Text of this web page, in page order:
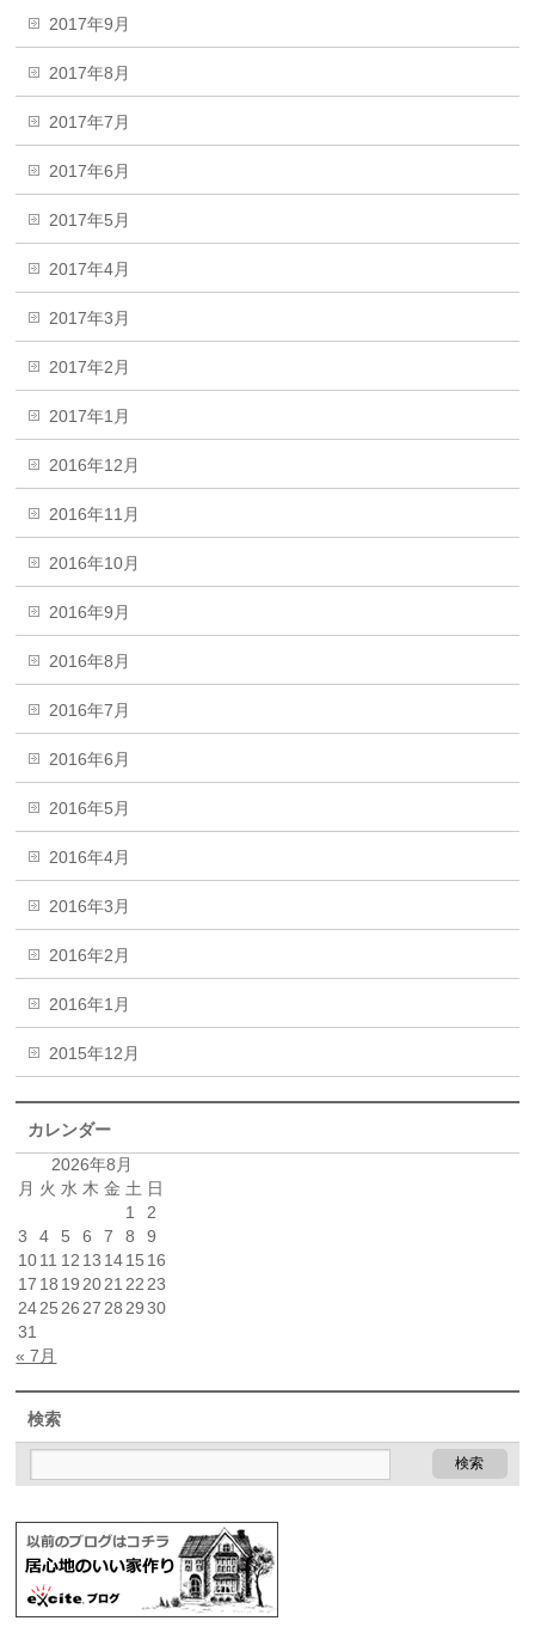
2017年9月
2017年8月
2017年7月
2017年6月
2017年5月
2017年4月
2017年3月
2017年2月
2017年1月
2016年12月
2016年11月
2016年10月
2016年9月
2016年8月
2016年7月
2016年6月
2016年5月
2016年4月
2016年3月
2016年2月
2016年1月
2015年12月
カレンダー
2026年8月
月 火 水 木 金 土 日
1
2
3
4 5 6 7 8
9
1011 12 13 1415 16
17 18 19 2021 22 23
2425 26 27 28 29 30
31
« 7月
検索